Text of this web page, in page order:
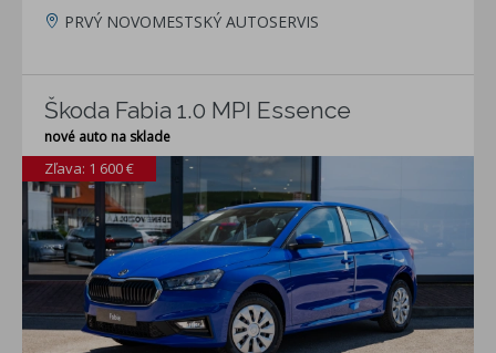
PRVÝ NOVOMESTSKÝ AUTOSERVIS
Škoda Fabia 1.0 MPI Essence
nové auto na sklade
Zľava: 1 600 €